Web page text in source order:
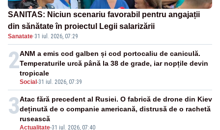
SANITAS: Niciun scenariu favorabil pentru angajații
din sănătate în proiectul Legii salarizării
Sanatate·31 iul. 2026, 07:29
2
Social -31 iul. 2026, 07:39
ANM a emis cod galben și cod portocaliu de caniculă.
Temperaturile urcă până la 38 de grade, iar nopțile devin
tropicale
3
Actualitate-31 iul. 2026, 07:40
Atac fără precedent al Rusiei. O fabrică de drone din Kiev
deținută de o companie americană, distrusă de o rachetă
rusească